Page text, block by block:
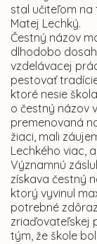
stal učiteľom na
Matej Lechký.
Čestný názov
dlhodobo
vzdelávacej
pestovať
ktoré nesie
o čestný názov
premenovaná
žiaci, mali
Lechkého viac,
Významnú
získava čestný
ktorý vyvinul
potrebné
zriaďovateľskej
tým, že škole